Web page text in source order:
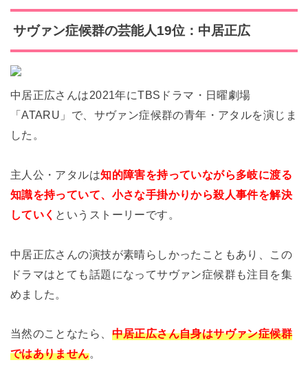
サヴァン症候群の芸能人19位：中居正広
中居正広さんは2021年にTBSドラマ・日曜劇場
「ATARU」で、サヴァン症候群の青年・アタルを演じま
した。
主人公・アタルは知的障害を持っていながら多岐に渡る
知識を持っていて、小さな手掛かりから殺人事件を解決
していく というストーリーです。
中居正広さんの演技が素晴らしかったこともあり、この
ドラマはとても話題になってサヴァン症候群も注目を集
めました。
当然のことなたら、 中居正広さん自身はサヴァン症候群
ではありません。